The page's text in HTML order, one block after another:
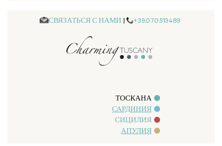
СВЯЗАТЬСЯ С НАМИ +39.070.513489
ТОСКАНА
САРДИНИЯ
СИЦИЛИЯ
АПУЛИЯ